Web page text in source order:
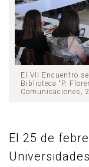
El VII Encuentro
Biblioteca “P.
Comunicaciones,
El 25 de